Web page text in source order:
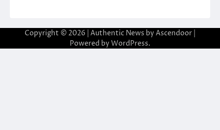
Copyright © 2026 | Authentic News by Ascendoor
Powered by WordPress.